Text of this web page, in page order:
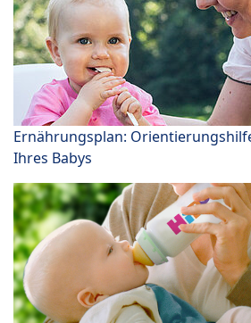
Ernährungsplan:
Ihres Babys